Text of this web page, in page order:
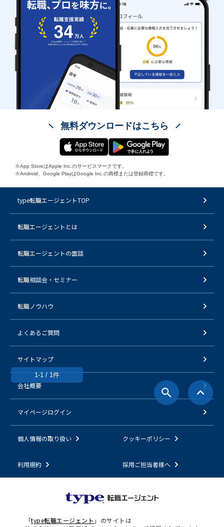
1-1 / 1件
無料ダウンロードはこちら
※App StoreはApple Inc.のサービスマークです。
※Android、Google PlayはGoogle Inc.の商標または登録商標です。
type転職エージェントTOP
転職エージェントとは
転職エージェントの面談
転職相談会・セミナー
転職ノウハウ
よくあるご質問
サイトマップ
会社概要
マイページログイン
個人情報の取り扱い クッキーポリシー
利用規約 採用ご担当者様へ
「type転職エージェント 」のサイトは